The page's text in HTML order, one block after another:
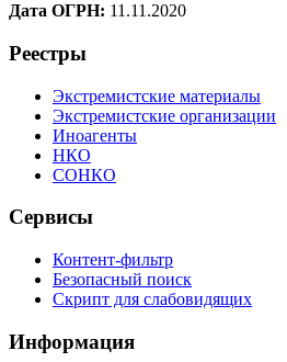
Дата ОГРН: 11.11.2020
Реестры
Экстремистские материалы
Экстремистские организации
Иноагенты
НКО
СОНКО
Сервисы
Контент-фильтр
Безопасный поиск
Скрипт для слабовидящих
Информация